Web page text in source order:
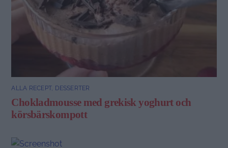
ALLA RECEPT, DESSERTER
Chokladmousse med grekisk yoghurt och
körsbärskompott